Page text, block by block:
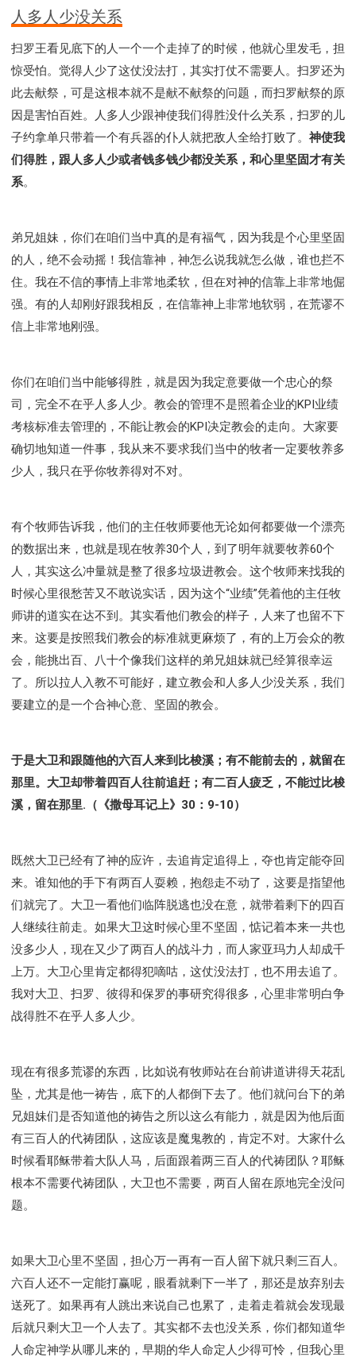
人多人少没关系
扫罗王看见底下的人一个一个走掉了的时候，他就心里发毛，担
惊受怕。觉得人少了这仗没法打，其实打仗不需要人。扫罗还为
此去献祭，可是这根本就不是献不献祭的问题，而扫罗献祭的原
因是害怕百姓。人多人少跟神使我们得胜没什么关系，扫罗的儿
子约拿单只带着一个有兵器的仆人就把敌人全给打败了。 神使我
们得胜，跟人多人少或者钱多钱少都没关系，和心里坚固才有关
系。
弟兄姐妹，你们在咱们当中真的是有福气，因为我是个心里坚固
的人，绝不会动摇！我信靠神，神怎么说我就怎么做，谁也拦不
住。我在不信的事情上非常地柔软，但在对神的信靠上非常地倔
强。有的人却刚好跟我相反，在信靠神上非常地软弱，在荒谬不
信上非常地刚强。
你们在咱们当中能够得胜，就是因为我定意要做一个忠心的祭
司，完全不在乎人多人少。教会的管理不是照着企业的KPI业绩
考核标准去管理的，不能让教会的KPI决定教会的走向。大家要
确切地知道一件事，我从来不要求我们当中的牧者一定要牧养多
少人，我只在乎你牧养得对不对。
有个牧师告诉我，他们的主任牧师要他无论如何都要做一个漂亮
的数据出来，也就是现在牧养30个人，到了明年就要牧养60个
人，其实这么冲量就是整了很多垃圾进教会。这个牧师来找我的
时候心里很愁苦又不敢说实话，因为这个“业绩”凭着他的主任牧
师讲的道实在达不到。其实看他们教会的样子，人来了也留不下
来。这要是按照我们教会的标准就更麻烦了，有的上万会众的教
会，能挑出百、八十个像我们这样的弟兄姐妹就已经算很幸运
了。所以拉人入教不可能好，建立教会和人多人少没关系，我们
要建立的是一个合神心意、坚固的教会。
于是大卫和跟随他的六百人来到比梭溪；有不能前去的，就留在
那里。大卫却带着四百人往前追赶；有二百人疲乏，不能过比梭
溪，留在那里.（《撒母耳记上》30：9-10）
既然大卫已经有了神的应许，去追肯定追得上，夺也肯定能夺回
来。谁知他的手下有两百人耍赖，抱怨走不动了，这要是指望他
们就完了。大卫一看他们临阵脱逃也没在意，就带着剩下的四百
人继续往前走。如果大卫这时候心里不坚固，惦记着本来一共也
没多少人，现在又少了两百人的战斗力，而人家亚玛力人却成千
上万。大卫心里肯定都得犯嘀咕，这仗没法打，也不用去追了。
我对大卫、扫罗、彼得和保罗的事研究得很多，心里非常明白争
战得胜不在乎人多人少。
现在有很多荒谬的东西，比如说有牧师站在台前讲道讲得天花乱
坠，尤其是他一祷告，底下的人都倒下去了。他们就问台下的弟
兄姐妹们是否知道他的祷告之所以这么有能力，就是因为他后面
有三百人的代祷团队，这应该是魔鬼教的，肯定不对。大家什么
时候看耶稣带着大队人马，后面跟着两三百人的代祷团队？耶稣
根本不需要代祷团队，大卫也不需要，两百人留在原地完全没问
题。
如果大卫心里不坚固，担心万一再有一百人留下就只剩三百人。
六百人还不一定能打赢呢，眼看就剩下一半了，那还是放弃别去
送死了。如果再有人跳出来说自己也累了，走着走着就会发现最
后就只剩大卫一个人去了。其实都不去也没关系，你们都知道华
人命定神学从哪儿来的，早期的华人命定人少得可怜，但我心里